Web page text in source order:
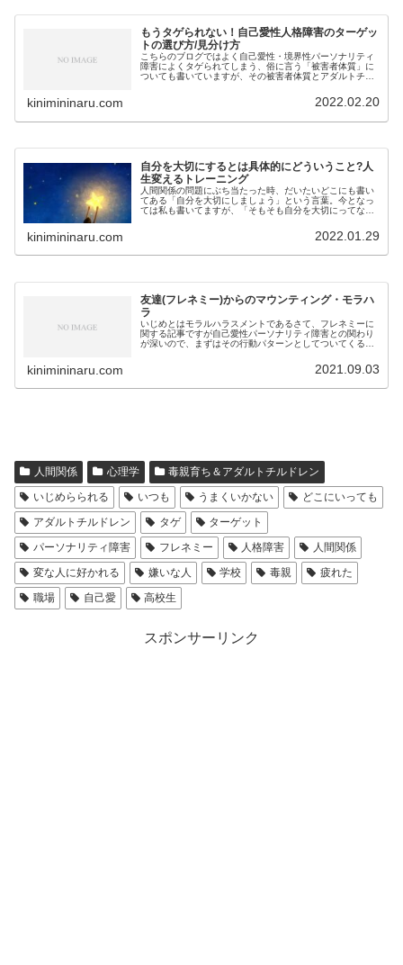
もうタゲられない！自己愛性人格障害のターゲッ
トの選び方/見分け方
こちらのブログではよく自己愛性・境界性パーソナリティ
障害によくタゲられてしまう、俗に言う「被害者体質」に
ついても書いていますが、その被害者体質とアダルトチル
kinimininaru.com 2022.02.20
自分を大切にするとは具体的にどういうこと?人
生変えるトレーニング
人間関係の問題にぶち当たった時、だいたいどこにも書い
てある「自分を大切にしましょう」という言葉。今となっ
ては私も書いてますが、「そもそも自分を大切にってなん
kinimininaru.com 2022.01.29
友達(フレネミー)からのマウンティング・モラハ
ラ
いじめとはモラルハラスメントであるさて、フレネミーに
関する記事ですが自己愛性パーソナリティ障害との関わり
が深いので、まずはその行動パターンとしてついてくるモ
kinimininaru.com 2021.09.03
人間関係 心理学
毒親育ち＆アダルトチルドレン
いじめらられる
いつも うまくいかない
どこにいっても
アダルトチルドレン
タゲ
ターゲット
パーソナリティ障害
フレネミー 人格障害
人間関係
変な人に好かれる
嫌いな人 学校 毒親
疲れた
職場
自己愛 高校生
スポンサーリンク